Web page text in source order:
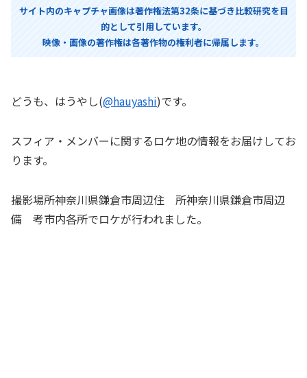
サイト内のキャプチャ画像は著作権法第32条に基づき比較研究を目
的として引用しています。
映像・画像の著作権は各著作物の権利者に帰属します。
どうも、はうやし(@hauyashi)です。
スフィア・メンバーに関するロケ地の情報をお届けしてお
ります。
撮影場所神奈川県鎌倉市周辺住 所神奈川県鎌倉市周辺
備 考市内各所でロケが行われました。